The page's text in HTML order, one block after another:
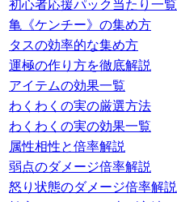
初心者応援パック当たり一覧
亀《ケンチー》の集め方
タスの効率的な集め方
運極の作り方を徹底解説
アイテムの効果一覧
わくわくの実の厳選方法
わくわくの実の効果一覧
属性相性と倍率解説
弱点のダメージ倍率解説
怒り状態のダメージ倍率解説